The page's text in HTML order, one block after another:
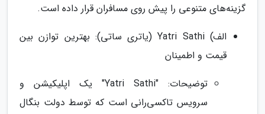
گزینه‌های متنوعی را پیش روی مسافران قرار داده است.
الف) Yatri Sathi (یاتری ساتی): بهترین توازن بین
قیمت و اطمینان
توضیحات: "Yatri Sathi" یک اپلیکیشن و
سرویس تاکسی‌رانی است که توسط دولت بنگال